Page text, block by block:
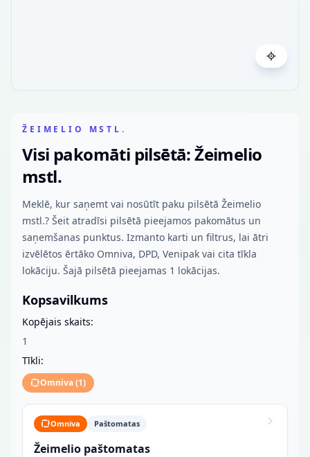
ŽEIMELIO MSTL.
Visi pakomāti pilsētā: Žeimelio
mstl.
Meklē, kur saņemt vai nosūtīt paku pilsētā Žeimelio
mstl.? Šeit atradīsi pilsētā pieejamos pakomātus un
saņemšanas punktus. Izmanto karti un filtrus, lai ātri
izvēlētos ērtāko Omniva, DPD, Venipak vai cita tīkla
lokāciju. Šajā pilsētā pieejamas 1 lokācijas.
Kopsavilkums
Kopējais skaits:
1
Tīkli:
Omniva(1)
Omniva Paštomatas
Žeimelio paštomatas